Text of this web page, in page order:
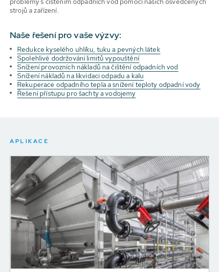
strojů a zařízení.
Naše řešení pro vaše výzvy:
Redukce kyselého uhlíku, tuku a pevných látek
Spolehlivé dodržování limitů vypouštění
Snížení provozních nákladů na čištění odpadních vod
Snížení nákladů na likvidaci odpadu a kalu
Rekuperace odpadního tepla a snížení teploty odpadní vody
Řešení přístupu pro šachty a vodojemy
APLIKACE